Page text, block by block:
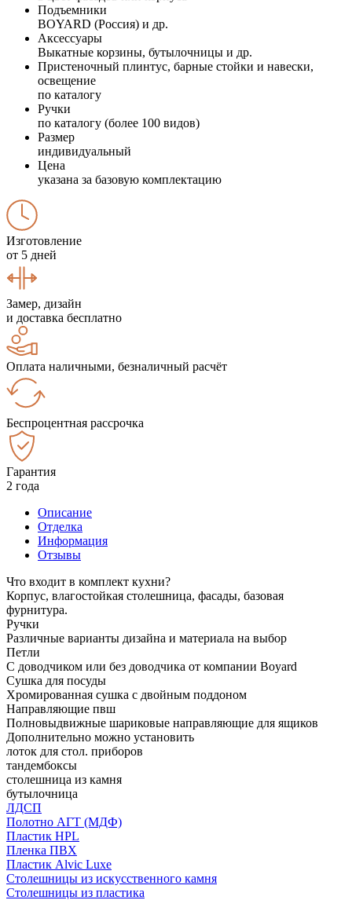
Подъемники
BOYARD (Россия) и др.
Аксессуары
Выкатные корзины, бутылочницы и др.
Пристеночный плинтус, барные стойки и навески,
освещение
по каталогу
Ручки
по каталогу (более 100 видов)
Размер
индивидуальный
Цена
указана за базовую комплектацию
Изготовление
от 5 дней
Замер, дизайн
и доставка бесплатно
Оплата наличными, безналичный расчёт
Беспроцентная рассрочка
Гарантия
2 года
Описание
Отделка
Информация
Отзывы
Что входит в комплект кухни?
Корпус, влагостойкая столешница, фасады, базовая
фурнитура.
Ручки
Различные варианты дизайна и материала на выбор
Петли
С доводчиком или без доводчика от компании Boyard
Сушка для посуды
Хромированная сушка с двойным поддоном
Направляющие пвш
Полновыдвижные шариковые направляющие для ящиков
Дополнительно можно установить
лоток для стол. приборов
тандембоксы
столешница из камня
бутылочница
ЛДСП
Полотно АГТ (МДФ)
Пластик HPL
Пленка ПВХ
Пластик Alvic Luxe
Столешницы из искусственного камня
Столешницы из пластика